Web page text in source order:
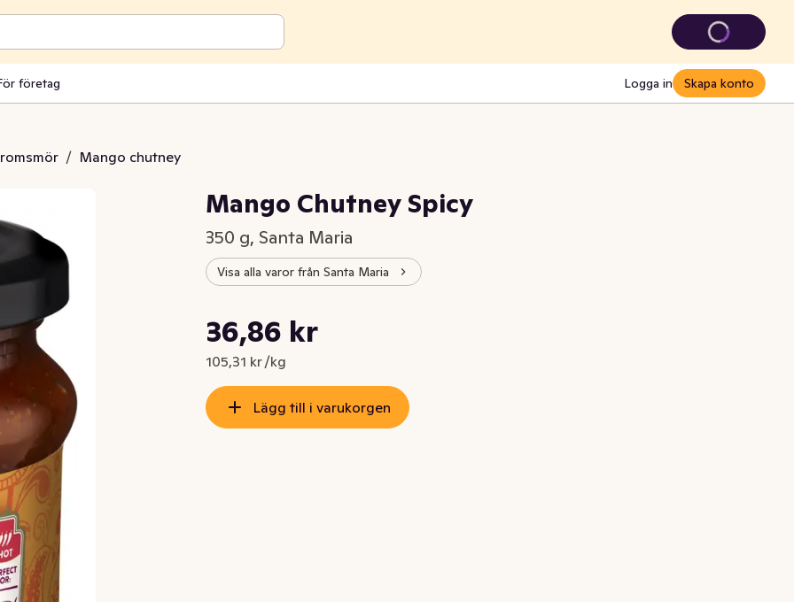
företag Logga in Skapa konto
/ Mango chutney
Mango Chutney Spicy
350 g, Santa Maria
Visa alla varor från Santa Maria
Nuvarande pris är: 36,86 kr
36,86 kr
105,31 kr /kg
Styckpris: 105,31 kr /kg
Lägg till i varukorgen